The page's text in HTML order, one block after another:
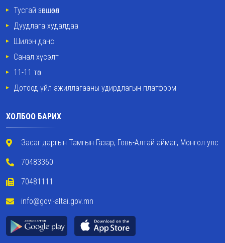
Тусгай зөвшөөрөл
Дуудлага худалдаа
Шилэн данс
Санал хүсэлт
11-11 төв
Дотоод үйл ажиллагааны удирдлагын платформ
ХОЛБОО БАРИХ
Засаг даргын Тамгын Газар, Говь-Алтай аймаг, Монгол улс
70483360
70481111
info@govi-altai.gov.mn